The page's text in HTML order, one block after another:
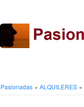
Pasionadas » ALQUILERES »